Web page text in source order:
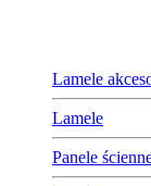
Lamele
Lamele
Panele